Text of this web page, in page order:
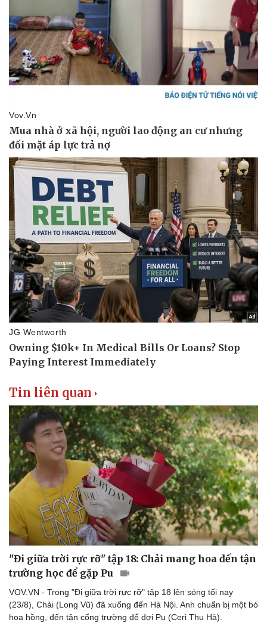
Sức khỏe
Dinh dưỡng - món ngon
Cây thuốc
Nam khoa
Làm đẹp - giảm cân
Phòng mạch online
Ăn sạch sống khỏe
Đời sống
Nhà đẹp
Blog
Tình yêu - Gia đình
Văn hóa
Sân khấu - Điện ảnh
Văn học
Âm nhạc
Di sản
Giải trí
Nghệ sĩ
Thời trang
Sao Việt
Tin liên quan
"Đi giữa trời rực rỡ" tập 18: Chải mang hoa đến tận
trường học để gặp Pu
VOV.VN - Trong "Đi giữa trời rực rỡ" tập 18 lên sóng tối nay
(23/8), Chải (Long Vũ) đã xuống đến Hà Nội. Anh chuẩn bị một bó
hoa hồng, đến tận cổng trường để đợi Pu (Ceri Thu Hà).